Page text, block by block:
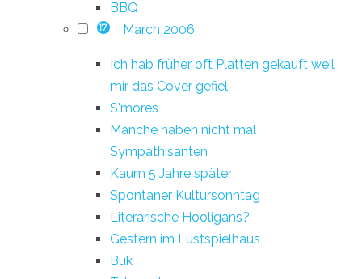
BBQ
17 March 2006
Ich hab früher oft Platten gekauft weil
mir das Cover gefiel
S'mores
Manche haben nicht mal
Sympathisanten
Kaum 5 Jahre später
Spontaner Kultursonntag
Literarische Hooligans?
Gestern im Lustspielhaus
Buk